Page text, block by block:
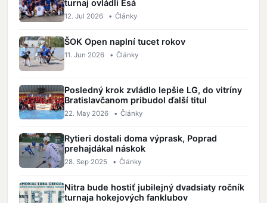
turnaj ovládli Esá
12. Jul 2026 • Články
ŠOK Open naplní tucet rokov
11. Jun 2026 • Články
Posledný krok zvládlo lepšie LG, do vitríny
Bratislavčanom pribudol ďalší titul
22. May 2026 • Články
Rytieri dostali doma výprask, Poprad
prehajdákal náskok
28. Sep 2025 • Články
Nitra bude hostiť jubilejný dvadsiaty ročník
turnaja hokejových fanklubov